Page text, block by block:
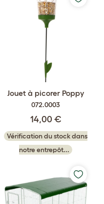
Jouet à picorer Poppy
072.0003
14,00 €
Vérification du stock dans
notre entrepôt...